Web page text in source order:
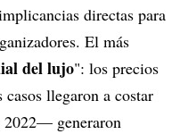
directas para
El más
del lujo": los precios
llegaron a costar
2022— generaron